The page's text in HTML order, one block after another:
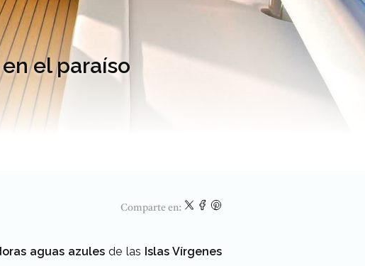
el paraíso
Comparte en:
aguas azules de las Islas Vírgenes